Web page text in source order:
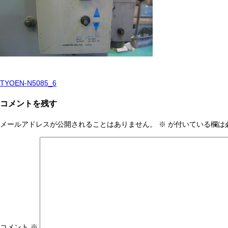
投
稿
ナ
TYOEN-N5085_6
コメントを残す
メールアドレスが公開されることはありません。 ※ が付いている欄は